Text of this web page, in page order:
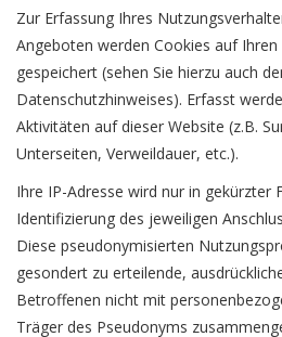
Zur Erfassung Ihres
Angeboten werden Cookies auf
gespeichert (sehen Sie hierzu auch
Datenschutzhinweises). Erfasst
Aktivitäten auf dieser Website (z.B.
Unterseiten, Verweildauer, etc.).
Ihre IP-Adresse wird nur in gekürzter
Identifizierung des jeweiligen
Diese pseudonymisierten
gesondert zu erteilende,
Betroffenen nicht mit
Träger des Pseudonyms